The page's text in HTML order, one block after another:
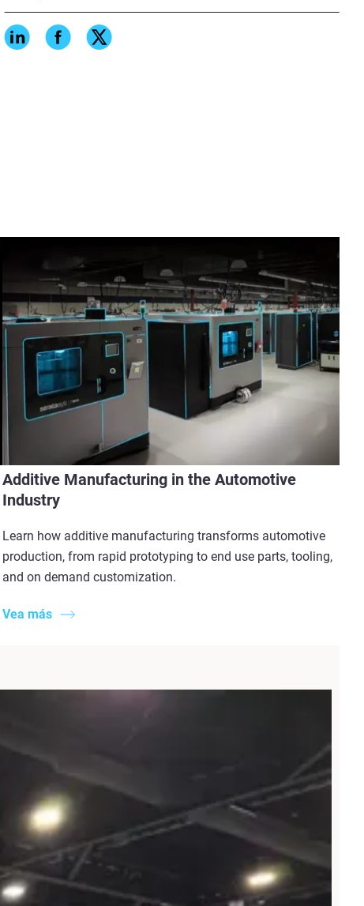
Additive Manufacturing in the Automotive
Industry
Learn how additive manufacturing transforms automotive
production, from rapid prototyping to end use parts, tooling,
and on demand customization.
Vea más